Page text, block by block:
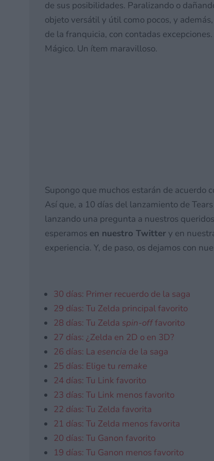
de sus posibilidades. Paralizando o
objeto versátil y útil como pocos, y
de la franquicia, con contadas
Mágico. Un ítem maravilloso.
Supongo que muchos estarán de acuerdo
Así que, a 10 días del lanzamiento de
lanzando una pregunta a nuestros
esperamos en nuestro Twitter y en
experiencia. Y, de paso, os dejamos con
30 días: Primer recuerdo de la saga
29 días: Tu Zelda principal favorito
28 días: Tu Zelda spin-offfavorito
27 días: ¿Zelda en 2D o en 3D?
26 días: La esencia de la saga
25 días: Elige tu remake
24 días: Tu Link favorito
23 días: Tu Link menos favorito
22 días: Tu Zelda favorita
21 días: Tu Zelda menos favorita
20 días: Tu Ganon favorito
19 días: Tu Ganon menos favorito